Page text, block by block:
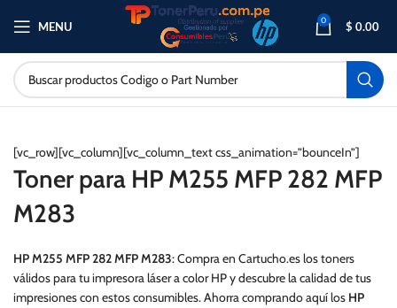
MENU 0 $ 0.00
[vc_row][vc_column][vc_column_text css_animation=”bounceIn”]
Toner para HP M255 MFP 282 MFP
M283
HP M255 MFP 282 MFP M283: Compra en Cartucho.es los toners
válidos para tu impresora láser a color HP y descubre la calidad de tus
impresiones con estos consumibles. Ahorra comprando aquí los HP